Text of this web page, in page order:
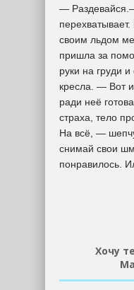
—
перехватывает.
своим льдом
пришла за
руки на груди
кресла. — Вот
ради неё
страха, тело
На всё, —
снимай свои
понравилось.
Хочу